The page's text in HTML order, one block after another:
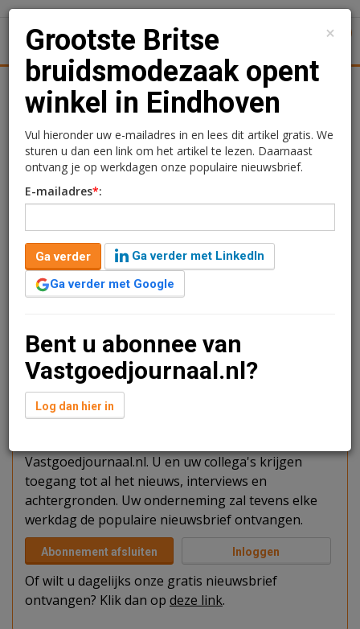
Juridisch | Fiscaal Transacties Werk
Grootste Britse
bruidsmodezaak opent
winkel in Eindhoven
Kimberly Camu
31 oktober 2018 om 09:00
8 jaar geleden aangepast
1 minuut leestijd
Op de prominent gelegen locatie aan de Edenstraat 1 in
de bruidsmodezaak 267 m2 aan winkelruimte.
Verder lezen?
U kunt het artikel niet volledig lezen omdat u nog
Vastgoedjournaal.nl. U en uw collega's krijgen
toegang tot al het nieuws, interviews en
achtergronden. Uw onderneming zal tevens elke
werkdag de populaire nieuwsbrief ontvangen.
Abonnement afsluiten Inloggen
Of wilt u dagelijks onze gratis nieuwsbrief
ontvangen? Klik dan op deze link.
×
Grootste Britse
bruidsmodezaak opent
winkel in Eindhoven
Vul hieronder uw e-mailadres in en lees dit artikel gratis. We
sturen u dan een link om het artikel te lezen. Daarnaast
ontvang je op werkdagen onze populaire nieuwsbrief.
E-mailadres*:
Ga verder
Ga verder met LinkedIn
Ga verder met Google
Bent u abonnee van
Vastgoedjournaal.nl?
Log dan hier in